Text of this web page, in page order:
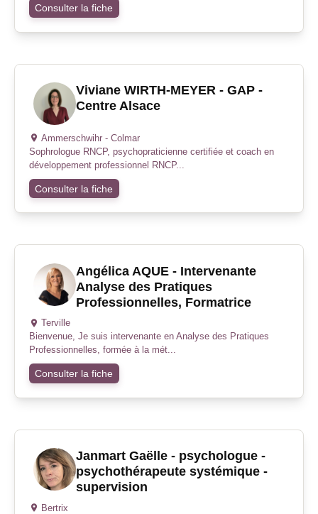
Consulter la fiche
Viviane WIRTH-MEYER - GAP -
Centre Alsace
Ammerschwihr - Colmar
Sophrologue RNCP, psychopraticienne certifiée et coach en
développement professionnel RNCP...
Consulter la fiche
Angélica AQUE - Intervenante
Analyse des Pratiques
Professionnelles, Formatrice
Terville
Bienvenue, Je suis intervenante en Analyse des Pratiques
Professionnelles, formée à la mét...
Consulter la fiche
Janmart Gaëlle - psychologue -
psychothérapeute systémique -
supervision
Bertrix